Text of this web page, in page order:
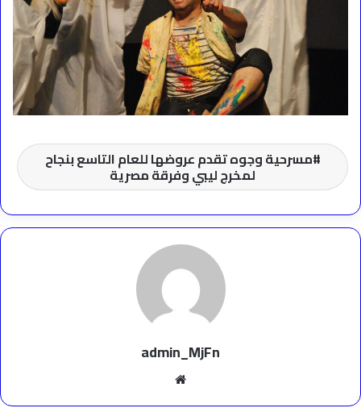
مسرحية وجوه تقدم عروضها للعام التاسع بنجاح
لمخرج ليبي وفرقة مصرية
admin_MjFn